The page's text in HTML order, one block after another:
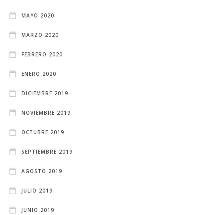
MAYO 2020
MARZO 2020
FEBRERO 2020
ENERO 2020
DICIEMBRE 2019
NOVIEMBRE 2019
OCTUBRE 2019
SEPTIEMBRE 2019
AGOSTO 2019
JULIO 2019
JUNIO 2019